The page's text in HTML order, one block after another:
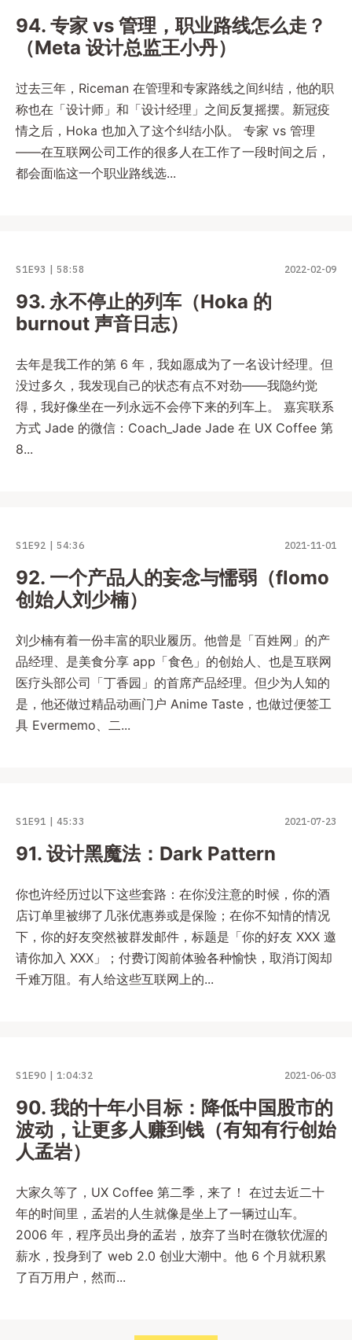
94. 专家 vs 管理，职业路线怎么走？
（Meta 设计总监王小丹）
过去三年，Riceman 在管理和专家路线之间纠结，他的职
称也在「设计师」和「设计经理」之间反复摇摆。新冠疫
情之后，Hoka 也加入了这个纠结小队。 专家 vs 管理
——在互联网公司工作的很多人在工作了一段时间之后，
都会面临这一个职业路线选...
S1E93 58:58 2022-02-09
93. 永不停止的列车（Hoka 的
burnout 声音日志）
去年是我工作的第 6 年，我如愿成为了一名设计经理。但
没过多久，我发现自己的状态有点不对劲——我隐约觉
得，我好像坐在一列永远不会停下来的列车上。 嘉宾联系
方式 Jade 的微信：Coach_Jade Jade 在 UX Coffee 第
8...
S1E92 54:36 2021-11-01
92. 一个产品人的妄念与懦弱（flomo
创始人刘少楠）
刘少楠有着一份丰富的职业履历。他曾是「百姓网」的产
品经理、是美食分享 app「食色」的创始人、也是互联网
医疗头部公司「丁香园」的首席产品经理。但少为人知的
是，他还做过精品动画门户 Anime Taste，也做过便签工
具 Evermemo、二...
S1E91 45:33 2021-07-23
91. 设计黑魔法：Dark Pattern
你也许经历过以下这些套路：在你没注意的时候，你的酒
店订单里被绑了几张优惠券或是保险；在你不知情的情况
下，你的好友突然被群发邮件，标题是「你的好友 XXX 邀
请你加入 XXX」；付费订阅前体验各种愉快，取消订阅却
千难万阻。有人给这些互联网上的...
S1E90 1:04:32 2021-06-03
90. 我的十年小目标：降低中国股市的
波动，让更多人赚到钱（有知有行创始
人孟岩）
大家久等了，UX Coffee 第二季，来了！ 在过去近二十
年的时间里，孟岩的人生就像是坐上了一辆过山车。
2006 年，程序员出身的孟岩，放弃了当时在微软优渥的
薪水，投身到了 web 2.0 创业大潮中。他 6 个月就积累
了百万用户，然而...